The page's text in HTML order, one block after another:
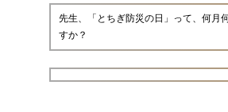
先生、「とちぎ防災の日」って、何月
すか？